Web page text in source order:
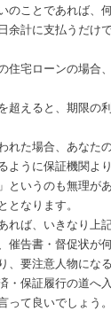
のことであれば、
余計に支払うだけ
住宅ローンの場合、
超えると、期限の
れた場合、あなた
うに保証機関よ
というのも無理が
なります。
ば、いきなり上
催告書・督促状が
、要注意人物になる
保証履行の道へ
って良いでしょう